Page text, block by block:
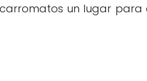
un lugar para